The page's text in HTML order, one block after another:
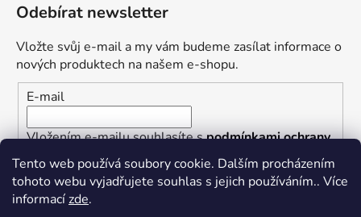
Tento web používá soubory cookie. Dalším procházením
tohoto webu vyjadřujete souhlas s jejich používáním.. Více
informacízde.
Odebírat newsletter
Vložte svůj e-mail a my vám budeme zasílat informace o
nových produktech na našem e-shopu.
E-mail
Vložením e-mailu souhlasíte spodmínkami ochrany
osobních údajů
PŘIHLÁSIT SE